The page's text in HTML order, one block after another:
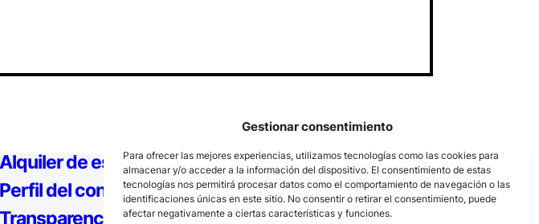
Gestionar consentimiento
Para ofrecer las mejores experiencias, utilizamos tecnologías como las cookies para
almacenar y/o acceder a la información del dispositivo. El consentimiento de estas
tecnologías nos permitirá procesar datos como el comportamiento de navegación o las
identificaciones únicas en este sitio. No consentir o retirar el consentimiento, puede
afectar negativamente a ciertas características y funciones.
Alquiler de espacios
Perfil del contratante
Transparencia